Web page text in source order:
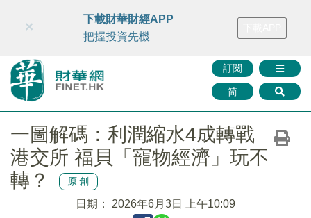
財華智庫網 FINTV FINMETA 財華證券 媒體矩陣
訂閱
简
×
下載財華財經APP
把握投資先機
一圖解碼：利潤縮水4成轉戰
港交所 福貝「寵物經濟」玩不
轉？
原創
日期： 2026年6月3日 上午10:09